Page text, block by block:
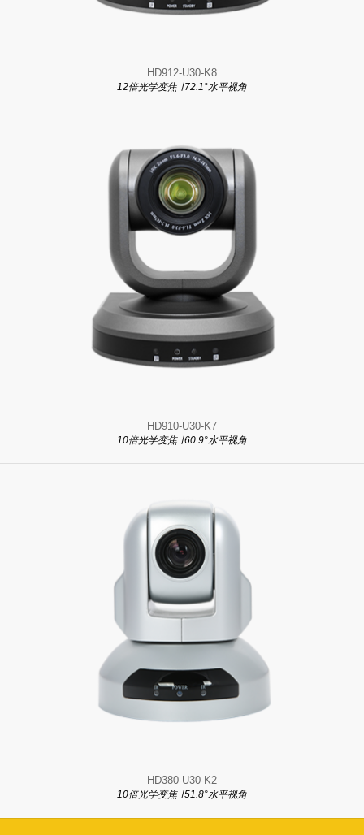
HD912-U30-K8
12倍光学变焦 ∣ 72.1°水平视角
HD910-U30-K7
10倍光学变焦 ∣ 60.9°水平视角
HD380-U30-K2
10倍光学变焦 ∣ 51.8°水平视角